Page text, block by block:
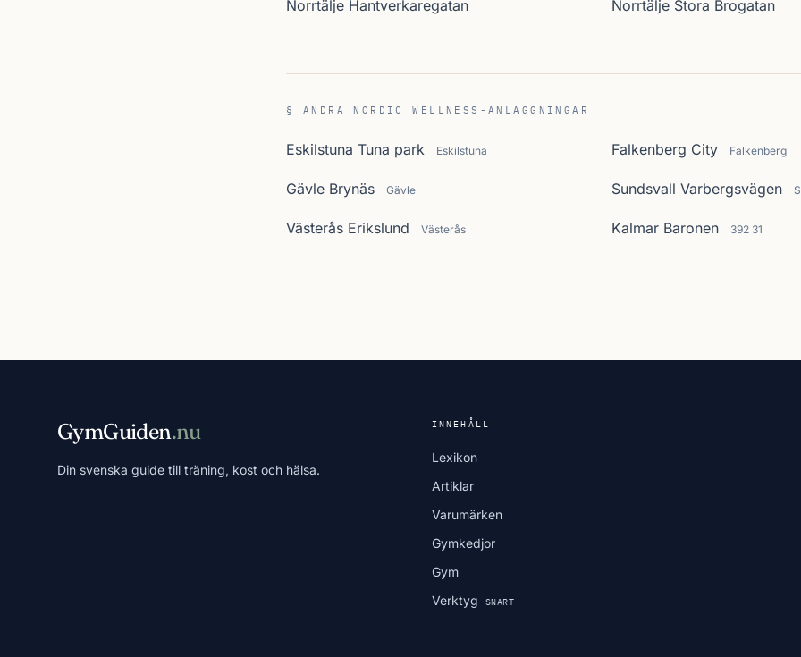
Norrtälje Hantverkaregatan Norrtälje Stora Brogatan
§ ANDRA NORDIC WELLNESS-ANLÄGGNINGAR
Eskilstuna Tuna park Eskilstuna Falkenberg City Falkenberg
Gävle Brynäs Gävle Sundsvall Varbergsvägen
Västerås Erikslund Västerås Kalmar Baronen 392 31
GymGuiden.nu
Din svenska guide till träning, kost och hälsa.
INNEHÅLL
Lexikon
Artiklar
Varumärken
Gymkedjor
Gym
Verktyg
SNART